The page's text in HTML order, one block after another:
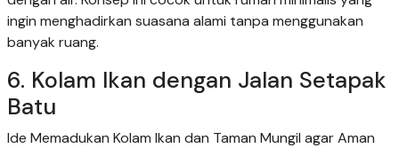
ingin menghadirkan suasana alami tanpa menggunakan
banyak ruang.
6. Kolam Ikan dengan Jalan Setapak
Batu
Ide Memadukan Kolam Ikan dan Taman Mungil agar Aman